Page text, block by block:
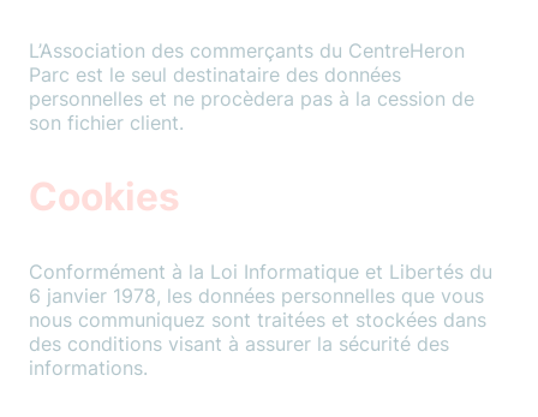
L’Association des commerçants du CentreHeron
Parc est le seul destinataire des données
personnelles et ne procèdera pas à la cession de
son fichier client.
Cookies
Conformément à la Loi Informatique et Libertés du
6 janvier 1978, les données personnelles que vous
nous communiquez sont traitées et stockées dans
des conditions visant à assurer la sécurité des
informations.